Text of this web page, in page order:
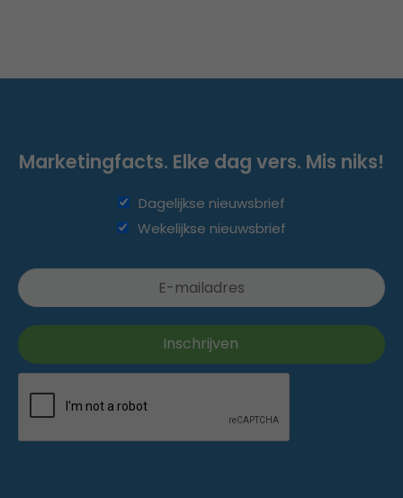
Marketingfacts. Elke dag vers. Mis niks!
Dagelijkse nieuwsbrief
Wekelijkse nieuwsbrief